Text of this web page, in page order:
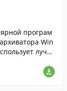
програм
Win
лучш